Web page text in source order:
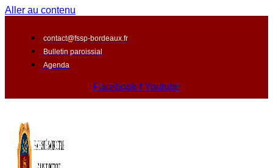
Aller au contenu
contact@fssp-bordeaux.fr
Bulletin paroissial
Agenda
Facebook-f Youtube